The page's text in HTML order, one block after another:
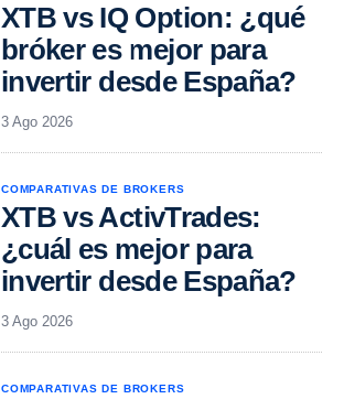
XTB vs IQ Option: ¿qué
bróker es mejor para
invertir desde España?
3 Ago 2026
COMPARATIVAS DE BROKERS
XTB vs ActivTrades:
¿cuál es mejor para
invertir desde España?
3 Ago 2026
COMPARATIVAS DE BROKERS